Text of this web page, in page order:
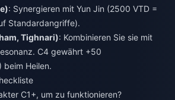
: Synergieren mit Yun Jin (2500 VTD =
Standardangriffe).
Tighnari): Kombinieren Sie sie mit
C4 gewährt +50
beim Heilen.
C1+, um zu funktionieren?